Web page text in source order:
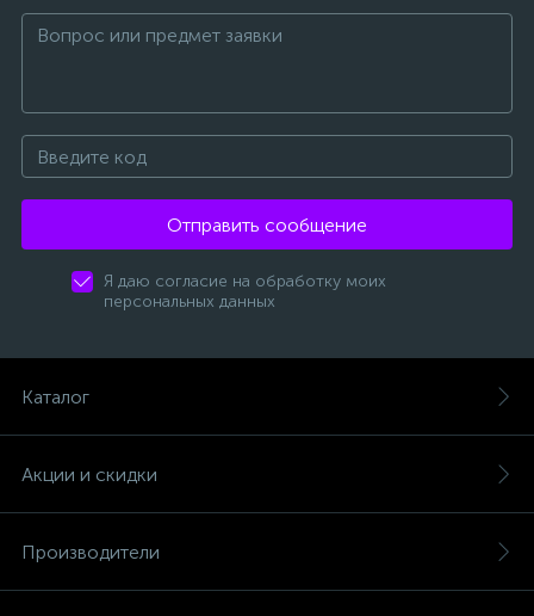
Отправить сообщение
Я даю согласие на обработку моих
персональных данных
Каталог
Акции и скидки
Производители